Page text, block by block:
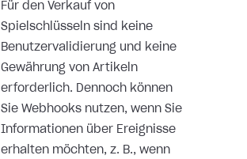
Für den Verkauf von
Spielschlüsseln sind keine
Benutzervalidierung und keine
Gewährung von Artikeln
erforderlich. Dennoch können
Sie Webhooks nutzen, wenn Sie
Informationen über Ereignisse
erhalten möchten, z. B., wenn